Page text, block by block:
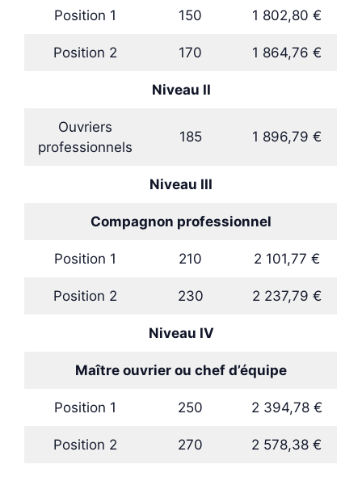
Position 1 150 1 802,80 €
Position 2 170 1 864,76 €
Niveau II
Ouvriers
professionnels
185 1 896,79 €
Niveau III
Compagnon professionnel
Position 1 210 2 101,77 €
Position 2 230 2 237,79 €
Niveau IV
Maître ouvrier ou chef d’équipe
Position 1 250 2 394,78 €
Position 2 270 2 578,38 €